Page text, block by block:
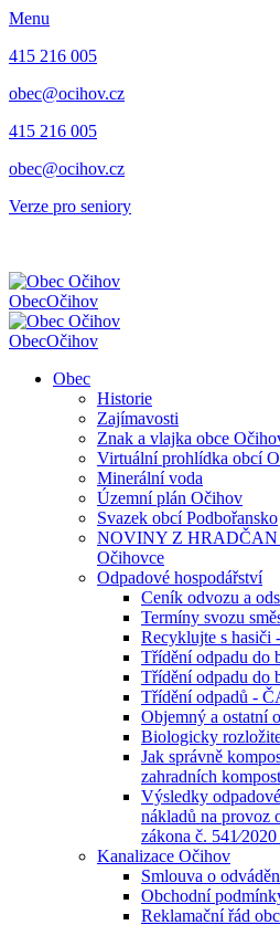
Menu
415 216 005
obec@ocihov.cz
415 216 005
obec@ocihov.cz
Verze pro seniory
ObecOčihov
ObecOčihov
Obec
Historie
Zajímavosti
Znak a vlajka obce
Virtuální prohlídka obcí
Minerální voda
Územní plán Očihov
Svazek obcí Podbořansko
NOVINY Z HRADČAN
Očihovce
Odpadové hospodářství
Ceník odvozu a
Termíny svozu
Recyklujte s hasiči
Třídění odpadu do
Třídění odpadu do
Třídění odpadů -
Objemný a ostatní
Biologicky
Jak správně
zahradních
Výsledky
nákladů na provoz
zákona č.
Kanalizace Očihov
Smlouva o
Obchodní
Reklamační řád